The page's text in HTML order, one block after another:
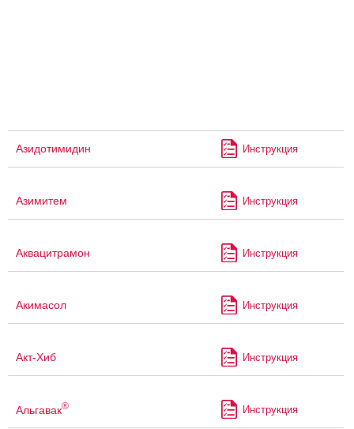
Азидотимидин Инструкция
Азимитем Инструкция
Аквацитрамон Инструкция
Акимасол Инструкция
Акт-Хиб Инструкция
Альгавак® Инструкция